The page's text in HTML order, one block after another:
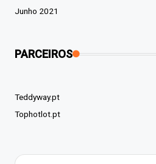
Junho 2021
PARCEIROS
Teddyway.pt
Tophotlot.pt